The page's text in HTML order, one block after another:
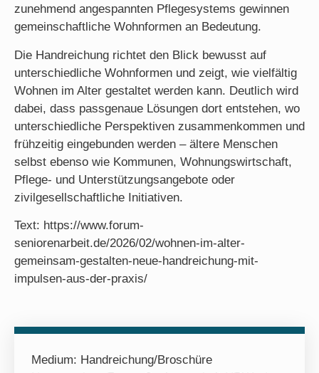
zunehmend angespannten Pflegesystems gewinnen
gemeinschaftliche Wohnformen an Bedeutung.
Die Handreichung richtet den Blick bewusst auf
unterschiedliche Wohnformen und zeigt, wie vielfältig
Wohnen im Alter gestaltet werden kann. Deutlich wird
dabei, dass passgenaue Lösungen dort entstehen, wo
unterschiedliche Perspektiven zusammenkommen und
frühzeitig eingebunden werden – ältere Menschen
selbst ebenso wie Kommunen, Wohnungswirtschaft,
Pflege- und Unterstützungsangebote oder
zivilgesellschaftliche Initiativen.
Text: https://www.forum-
seniorenarbeit.de/2026/02/wohnen-im-alter-
gemeinsam-gestalten-neue-handreichung-mit-
impulsen-aus-der-praxis/
Medium: Handreichung/Broschüre